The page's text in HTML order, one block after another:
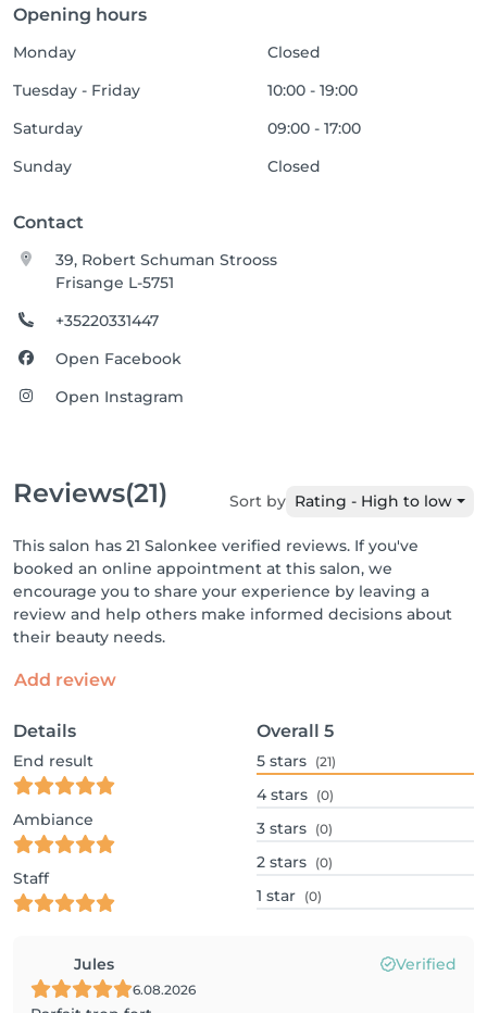
Opening hours
Monday
Closed
Tuesday - Friday
10:00 - 19:00
Saturday
09:00 - 17:00
Sunday
Closed
Contact
39, Robert Schuman Strooss
Frisange L-5751
+35220331447
Open Facebook
Open Instagram
Reviews(21) Sort by Rating - High to low
This salon has 21 Salonkee verified reviews. If you've
booked an online appointment at this salon, we
encourage you to share your experience by leaving a
review and help others make informed decisions about
their beauty needs.
Add review
Details
End result
Ambiance
Staff
Overall 5
5 stars (21)
4 stars (0)
3 stars (0)
2 stars (0)
1 star (0)
Jules Verified
6.08.2026